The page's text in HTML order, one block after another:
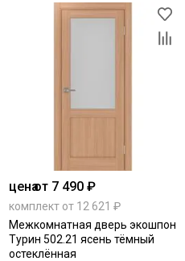
ценаот 7 490 ₽
комплект от 12 621 ₽
Межкомнатная дверь экошпон
Турин 502.21 ясень тёмный
остеклённая